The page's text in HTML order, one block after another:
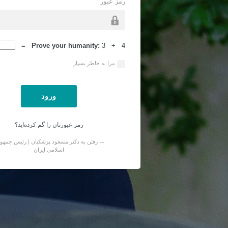
ورود Prove your humanity: 3 + 4 =
مرا به خاطر بسپار
رمز عبورتان را گم کرده‌اید؟
→ رفتن به دکتر مسعود پزشکیان | رئیس
اسلامی ایران